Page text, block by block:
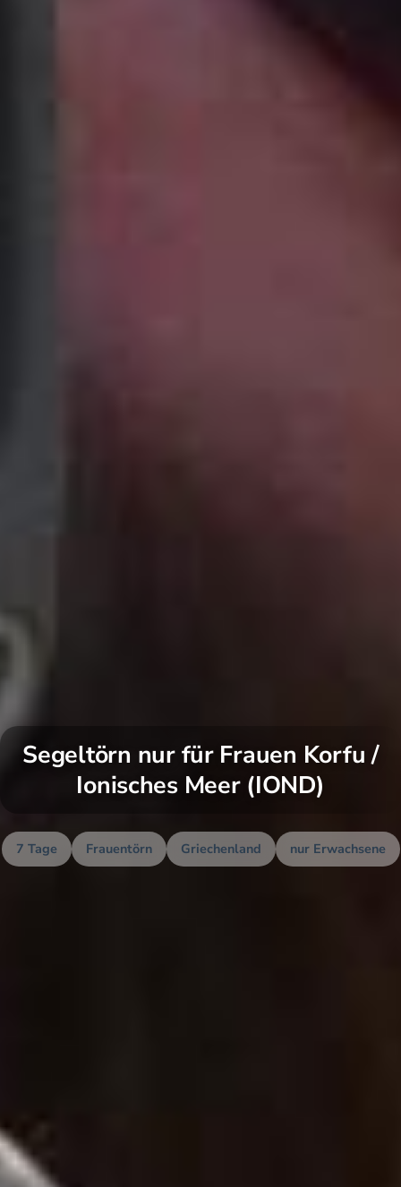
Segeltörn nur für Frauen Korfu /
Ionisches Meer (IOND)
7 Tage Frauentörn Griechenland nur Erwachsene